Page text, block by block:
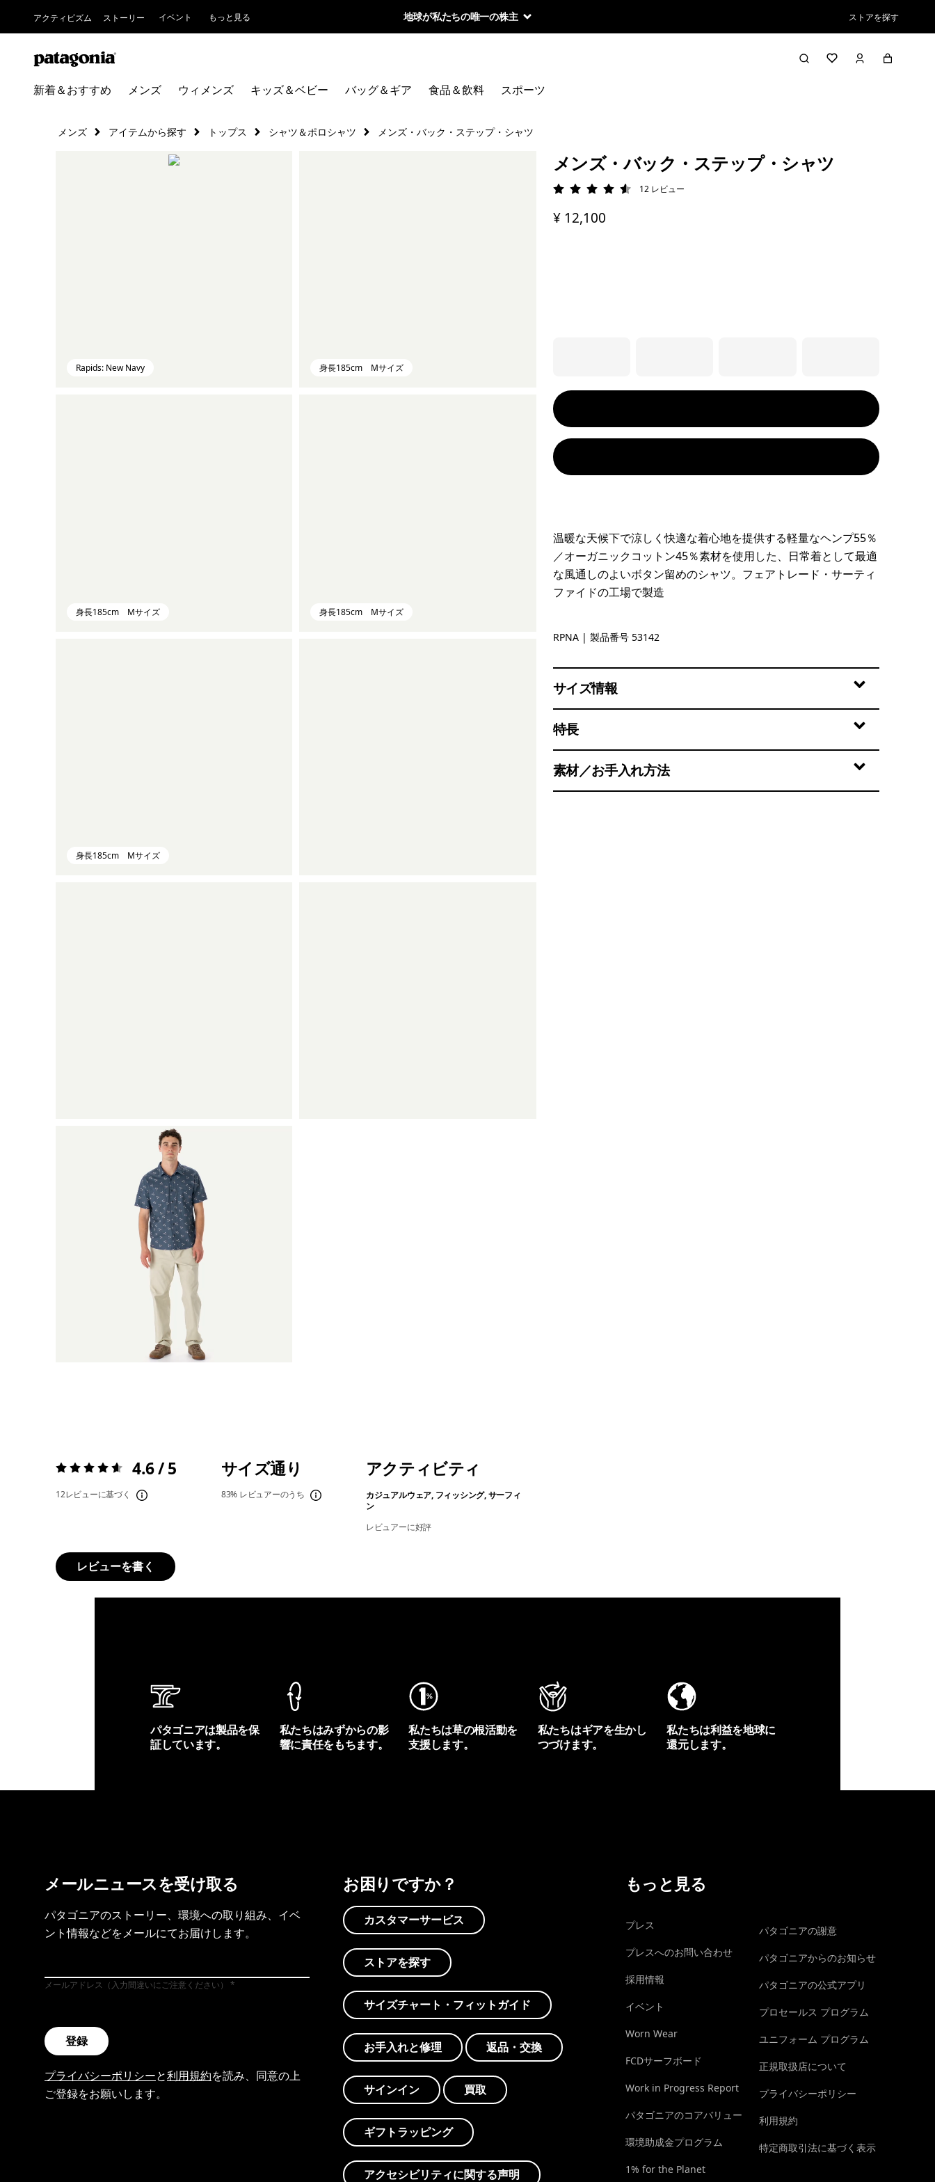
アクティビズム ストーリー イベント もっと見る 地球が私たちの唯一の株主 ストアを探す
新着＆おすすめ メンズ ウィメンズ キッズ＆ベビー バッグ＆ギア 食品＆飲料 スポーツ
メンズ アイテムから探す トップス シャツ＆ポロシャツ メンズ・バック・ステップ・シャツ
Rapids: New Navy 身長185cm Mサイズ
身長185cm Mサイズ 身長185cm Mサイズ
身長185cm Mサイズ
メンズ・バック・ステップ・シャツ
評価: 4.6 / 5
12 レビュー
¥ 12,100
温暖な天候下で涼しく快適な着心地を提供する軽量なヘンプ55％
／オーガニックコットン45％素材を使用した、日常着として最適
な風通しのよいボタン留めのシャツ。フェアトレード・サーティ
ファイドの工場で製造
Rapids: New Navy
RPNA | 製品番号 53142
サイズ情報
特長
素材／お手入れ方法
評価:4.6 / 5 4.6 / 5
12レビューに基づく
サイズ通り
83% レビュアーのうち
アクティビティ
カジュアルウェア, フィッシング, サーフィ
ン
レビュアーに好評
レビューを書く
パタゴニアは製品を保
証しています。
私たちはみずからの影
響に責任をもちます。
私たちは草の根活動を
支援します。
私たちはギアを生かし
つづけます。
私たちは利益を地球に
還元します。
メールニュースを受け取る
パタゴニアのストーリー、環境への取り組み、イベ
ント情報などをメールにてお届けします。
メールアドレス（入力間違いにご注意ください）
登録
プライバシーポリシーと利用規約を読み、同意の上
ご登録をお願いします。
お困りですか？
カスタマーサービス
ストアを探す
サイズチャート・フィットガイド
お手入れと修理 返品・交換
サインイン 買取
ギフトラッピング
アクセシビリティに関する声明
もっと見る
プレス
プレスへのお問い合わせ
採用情報
イベント
Worn Wear
FCDサーフボード
Work in Progress Report
パタゴニアのコアバリュー
環境助成金プログラム
1% for the Planet
パタゴニアの謝意
パタゴニアからのお知らせ
パタゴニアの公式アプリ
プロセールス プログラム
ユニフォーム プログラム
正規取扱店について
プライバシーポリシー
利用規約
特定商取引法に基づく表示